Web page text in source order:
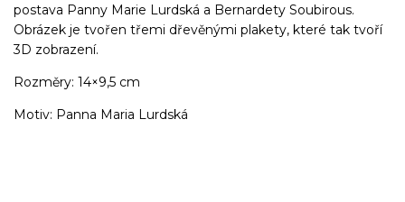
postava Panny Marie Lurdská a Bernardety Soubirous.
Obrázek je tvořen třemi dřevěnými plakety, které tak tvoří
3D zobrazení.
Rozměry: 14×9,5 cm
Motiv: Panna Maria Lurdská